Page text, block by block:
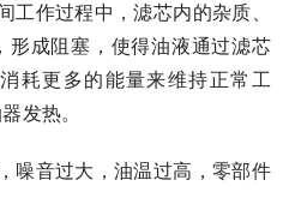
工作过程中，滤芯内的杂质、
形成阻塞，使得油液通过滤芯
耗更多的能量来维持正常工
发热。
噪音过大，油温过高，零部件